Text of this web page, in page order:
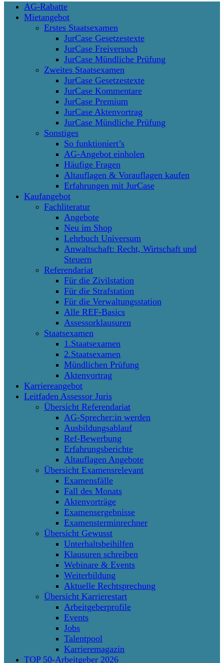
Close
AG-Rabatte
Mietangebot
Erstes Staatsexamen
JurCase Gesetzestexte
JurCase Freiversuch
JurCase Mündliche Prüfung
Zweites Staatsexamen
JurCase Gesetzestexte
JurCase Kommentare
JurCase Premium
JurCase Aktenvortrag
JurCase Mündliche Prüfung
Sonstiges
So funktioniert’s
AG-Angebot einholen
Häufige Fragen
Altauflagen & Vorauflagen kaufen
Erfahrungen mit JurCase
Kaufangebot
Fachliteratur
Angebote
Neu im Shop
Lehrbuch Universum
Anwaltschaft: Recht, Wirtschaft und
Steuern
Referendariat
Für die Zivilstation
Für die Strafstation
Für die Verwaltungsstation
Alle REF-Basics
Assessorklausuren
Staatsexamen
1.Staatsexamen
2.Staatsexamen
Mündlichen Prüfung
Aktenvortrag
Karriereangebot
Leitfaden Assessor Juris
Übersicht Referendariat
AG-Sprecher:in werden
Ausbildungsablauf
Ref-Bewerbung
Erfahrungsberichte
Altauflagen Angebote
Übersicht Examensrelevant
Examensfälle
Fall des Monats
Aktenvorträge
Examensergebnisse
Examensterminrechner
Übersicht Gewusst
Unterhaltsbeihilfen
Klausuren schreiben
Webinare & Events
Weiterbildung
Aktuelle Rechtsprechung
Übersicht Karrierestart
Arbeitgeberprofile
Events
Jobs
Talentpool
Karrieremagazin
TOP 50-Arbeitgeber 2026